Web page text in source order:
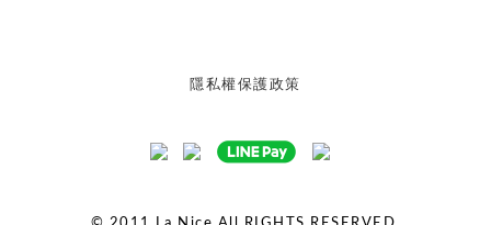
隱私權保護政策